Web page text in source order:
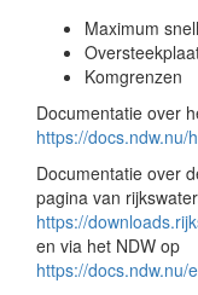
Maximum
Komgrenzen
Documentatie over
https://docs.ndw.nu/
Documentatie over
pagina van
https://
en via het NDW op
https://docs.ndw.nu/